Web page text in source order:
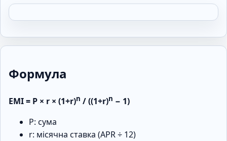
Формула
EMI = P × r × (1+r)n / ((1+r)n − 1)
P: сума
r: місячна ставка (APR ÷ 12)